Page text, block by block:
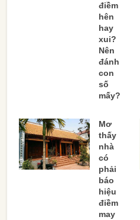
điềm
hên
hay
xui?
Nên
đánh
con
số
mấy?
Mơ
thấy
nhà
có
phải
báo
hiệu
điềm
may